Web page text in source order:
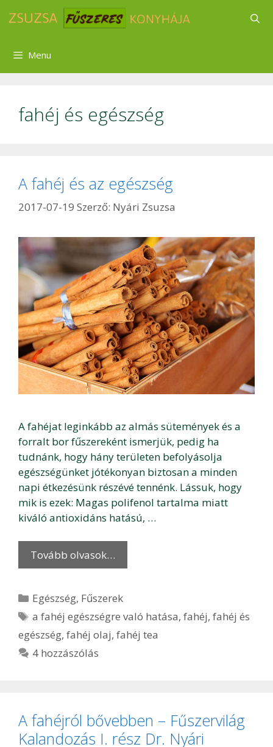
Menu
fahéj és egészség
A fahéj és az egészség
2017-07-19 Szerző: Nyári Zsuzsa
A fahéjat leginkább az almás sütemények és a
forralt bor fűszereként ismerjük, pedig ha
tudnánk, hogy hány területen befolyásolja
egészségünket jótékonyan biztosan a minden
napi étkezésünk részévé tennénk. Lássuk, hogy
mik is ezek: Magas polifenol tartalma miatt
kiváló antioxidáns hatású, …
Tovább olvasok…
Kategória
Egészség, Fűszerek
Címkék
a fahéj egészségre való hatása,fahéj,fahéj és
egészség, fahéj olaj, fahéj tea
4 hozzászólás
A fahéjról bővebben – Fűszervilág
Kalandozás I. rész Dr. Nyári